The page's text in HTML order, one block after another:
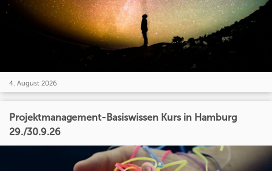
4. August 2026
Projektmanagement-Basiswissen Kurs in Hamburg
29./30.9.26